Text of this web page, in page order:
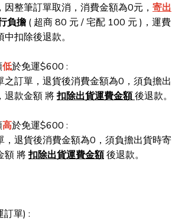
，因整筆訂單取消，消費金額為0元， 寄出
負擔 ( 超商 80 元 / 宅配 100 元 )，運費
扣除後退款。
低於免運$600 :
之訂單，退貨後消費金額為0，須負擔出
退款金額 將扣除出貨運費金額後退款。
高於免運$600 :
，退貨後消費金額為0，須負擔出貨時寄
額 將扣除出貨運費金額後退款。
訂單) :